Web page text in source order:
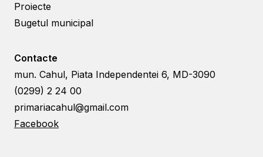
Proiecte
Bugetul municipal
Contacte
mun. Cahul, Piata Independentei 6, MD-3090
(0299) 2 24 00
primariacahul@gmail.com
Facebook